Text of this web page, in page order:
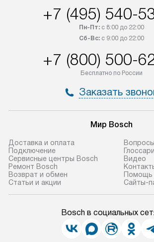
+7 (495) 540-
Пн-Пт:с 8:00 до 22:00
Сб-Вс:с 9:00 до 22:00
+7 (800) 500-
Бесплатно по России
Заказать
Мир Bosch
Доставка и оплата
Подключение
Сервисные центры Bosch
Ремонт Bosch
Возврат и обмен
Статьи и акции
Видео
Помощь
Сайты-
Bosch в социальных